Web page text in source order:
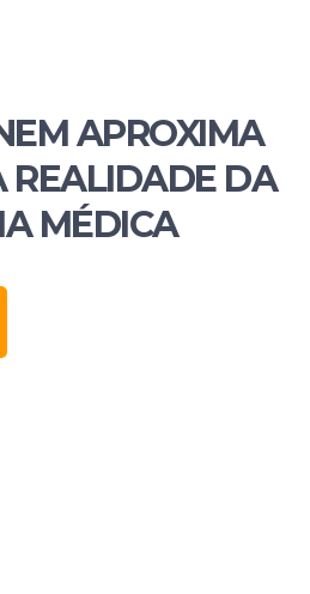
APROXIMA
REALIDADE DA
MÉDICA